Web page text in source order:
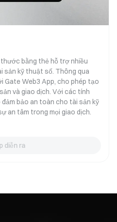
bằng thẻ hỗ trợ nhiều
sản kỹ thuật số. Thông qua
Gate Web3 App, cho phép tạo
và giao dịch. Với các tính
bảo an toàn cho tài sản kỹ
an tâm trong mọi giao dịch.
diễn ra